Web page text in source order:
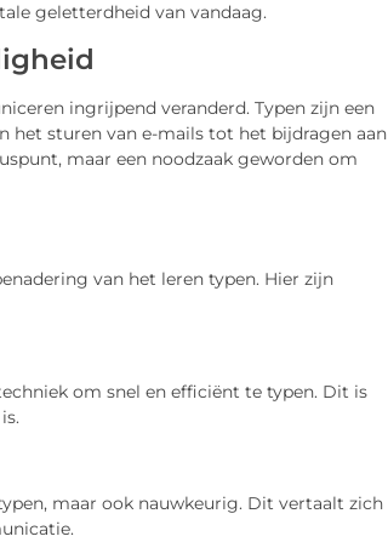
geletterdheid van vandaag.
ingrijpend veranderd. Typen zijn een
het sturen van e-mails tot het bijdragen aan
maar een noodzaak geworden om
van het leren typen. Hier zijn
om snel en efficiënt te typen. Dit is
maar ook nauwkeurig. Dit vertaalt zich